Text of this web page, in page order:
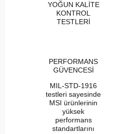
YOĞUN KALİTE
KONTROL
TESTLERİ
PERFORMANS
GÜVENCESİ
MIL-STD-1916
testleri sayesinde
MSI ürünlerinin
yüksek
performans
standartlarını